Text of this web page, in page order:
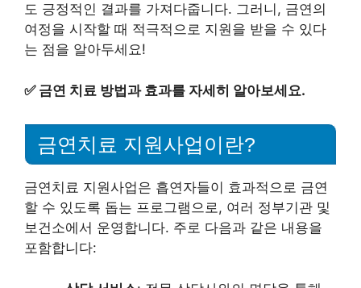
도 긍정적인 결과를 가져다줍니다. 그러니, 금연의
여정을 시작할 때 적극적으로 지원을 받을 수 있다
는 점을 알아두세요!
✅ 금연 치료 방법과 효과를 자세히 알아보세요.
금연치료 지원사업이란?
금연치료 지원사업은 흡연자들이 효과적으로 금연
할 수 있도록 돕는 프로그램으로, 여러 정부기관 및
보건소에서 운영합니다. 주로 다음과 같은 내용을
포함합니다: